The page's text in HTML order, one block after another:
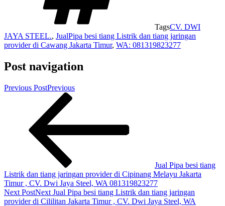
TagsCV. DWI
JAYA STEEL., JualPipa besi tiang Listrik dan tiang jaringan
provider di Cawang Jakarta Timur, WA: 081319823277
Post navigation
Previous PostPrevious
Jual Pipa besi tiang
Listrik dan tiang jaringan provider di Cipinang Melayu Jakarta
Timur , CV. Dwi Jaya Steel, WA 081319823277
Next PostNext Jual Pipa besi tiang Listrik dan tiang jaringan
provider di Cililitan Jakarta Timur , CV. Dwi Jaya Steel, WA